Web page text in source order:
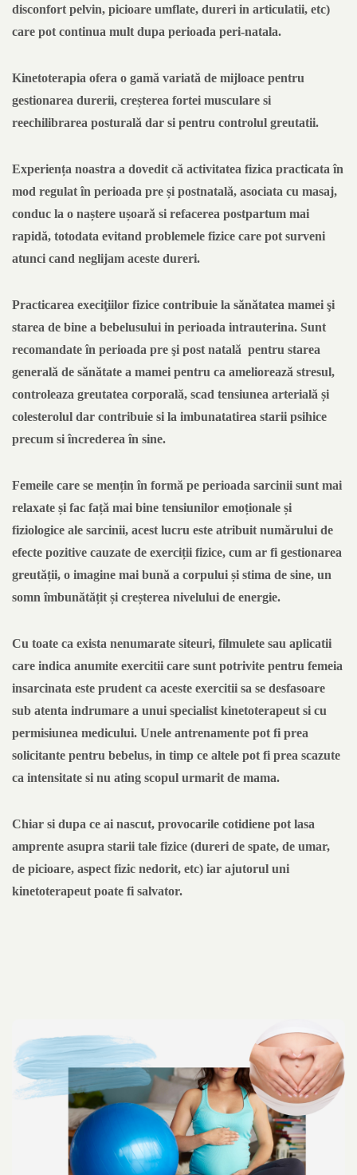
disconfort pelvin, picioare umflate, dureri in articulatii, etc)
care pot continua mult dupa perioada peri-natala.
Kinetoterapia ofera o gamă variată de mijloace pentru
gestionarea durerii, creșterea fortei musculare si
reechilibrarea posturală dar si pentru controlul greutatii.
Experiența noastra a dovedit că activitatea fizica practicata în
mod regulat în perioada pre și postnatală, asociata cu masaj,
conduc la o naștere ușoară si refacerea postpartum mai
rapidă, totodata evitand problemele fizice care pot surveni
atunci cand neglijam aceste dureri.
Practicarea execiţiilor fizice contribuie la sănătatea mamei şi
starea de bine a bebelusului in perioada intrauterina. Sunt
recomandate în perioada pre şi post natală pentru starea
generală de sănătate a mamei pentru ca ameliorează stresul,
controleaza greutatea corporală, scad tensiunea arterială și
colesterolul dar contribuie si la imbunatatirea starii psihice
precum si încrederea în sine.
Femeile care se mențin în formă pe perioada sarcinii sunt mai
relaxate și fac față mai bine tensiunilor emoționale și
fiziologice ale sarcinii, acest lucru este atribuit numărului de
efecte pozitive cauzate de exerciții fizice, cum ar fi gestionarea
greutății, o imagine mai bună a corpului și stima de sine, un
somn îmbunătățit și creșterea nivelului de energie.
Cu toate ca exista nenumarate siteuri, filmulete sau aplicatii
care indica anumite exercitii care sunt potrivite pentru femeia
insarcinata este prudent ca aceste exercitii sa se desfasoare
sub atenta indrumare a unui specialist kinetoterapeut si cu
permisiunea medicului. Unele antrenamente pot fi prea
solicitante pentru bebelus, in timp ce altele pot fi prea scazute
ca intensitate si nu ating scopul urmarit de mama.
Chiar si dupa ce ai nascut, provocarile cotidiene pot lasa
amprente asupra starii tale fizice (dureri de spate, de umar,
de picioare, aspect fizic nedorit, etc) iar ajutorul uni
kinetoterapeut poate fi salvator.